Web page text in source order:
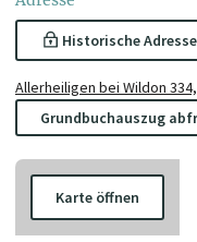
Historische
Allerheiligen bei Wildon
Grundbuchauszug
Karte öffnen